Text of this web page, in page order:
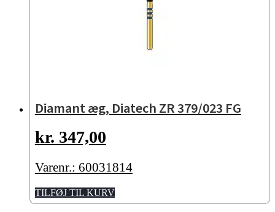
Diamant æg, Diatech ZR 379/023 FG
kr. 347,00
Varenr.: 60031814
TILFØJ TIL KURV